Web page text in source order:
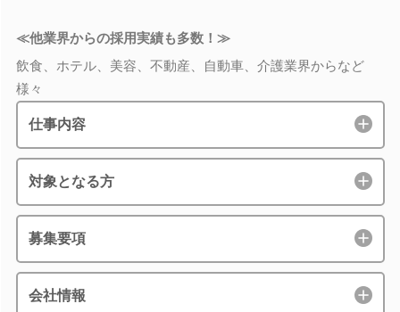
≪他業界からの採用実績も多数！≫
飲食、ホテル、美容、不動産、自動車、介護業界からなど
様々
仕事内容
対象となる方
募集要項
会社情報